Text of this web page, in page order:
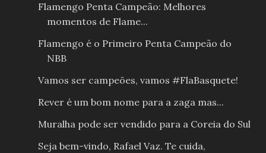
Flamengo Penta Campeão: Melhores
momentos de Flame...
Flamengo é o Primeiro Penta Campeão do
NBB
Vamos ser campeões, vamos #FlaBasquete!
Rever é um bom nome para a zaga mas...
Muralha pode ser vendido para a Coreia do Sul
Seja bem-vindo, Rafael Vaz. Te cuida,